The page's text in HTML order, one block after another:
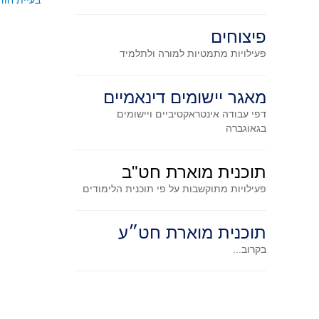
פיצוחים
פעילויות מתמטיות למורה ולתלמיד
מאגר יישומים דינאמיים
דפי עבודה אינטראקטיביים ויישומים
בגאוגברה
תוכנית מוארת חט"ב
פעילויות מתוקשבות על פי תוכנית הלימודים
תוכנית מוארת חט״ע
בקרוב...